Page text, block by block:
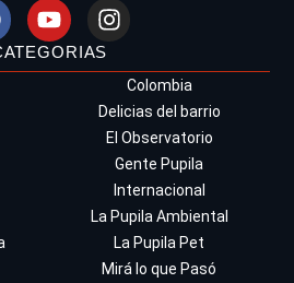
Colombia
Delicias del barrio
El Observatorio
Gente Pupila
Internacional
La Pupila Ambiental
La Pupila Pet
Mirá lo que Pasó